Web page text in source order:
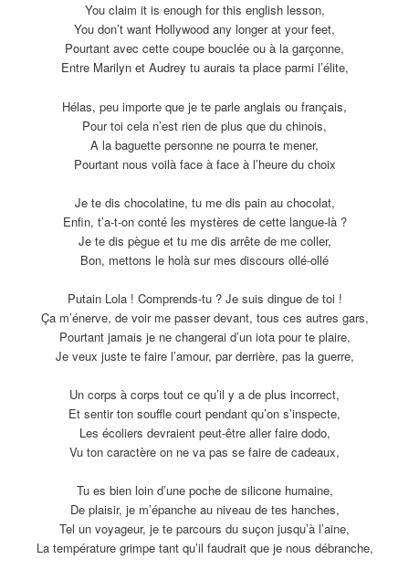
You claim it is enough for this english lesson,
You don’t want Hollywood any longer at your feet,
Pourtant avec cette coupe bouclée ou à la garçonne,
Entre Marilyn et Audrey tu aurais ta place parmi l’élite,
Hélas, peu importe que je te parle anglais ou français,
Pour toi cela n’est rien de plus que du chinois,
A la baguette personne ne pourra te mener,
Pourtant nous voilà face à face à l’heure du choix
Je te dis chocolatine, tu me dis pain au chocolat,
Enfin, t’a-t-on conté les mystères de cette langue-là ?
Je te dis pègue et tu me dis arrête de me coller,
Bon, mettons le holà sur mes discours ollé-ollé
Putain Lola ! Comprends-tu ? Je suis dingue de toi !
Ça m’énerve, de voir me passer devant, tous ces autres gars,
Pourtant jamais je ne changerai d’un iota pour te plaire,
Je veux juste te faire l’amour, par derrière, pas la guerre,
Un corps à corps tout ce qu’il y a de plus incorrect,
Et sentir ton souffle court pendant qu’on s’inspecte,
Les écoliers devraient peut-être aller faire dodo,
Vu ton caractère on ne va pas se faire de cadeaux,
Tu es bien loin d’une poche de silicone humaine,
De plaisir, je m’épanche au niveau de tes hanches,
Tel un voyageur, je te parcours du suçon jusqu’à l’aine,
La température grimpe tant qu’il faudrait que je nous débranche,